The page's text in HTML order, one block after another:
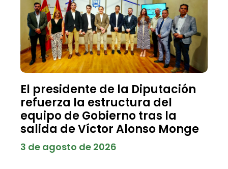
El presidente de la Diputación
refuerza la estructura del
equipo de Gobierno tras la
salida de Víctor Alonso Monge
3 de agosto de 2026